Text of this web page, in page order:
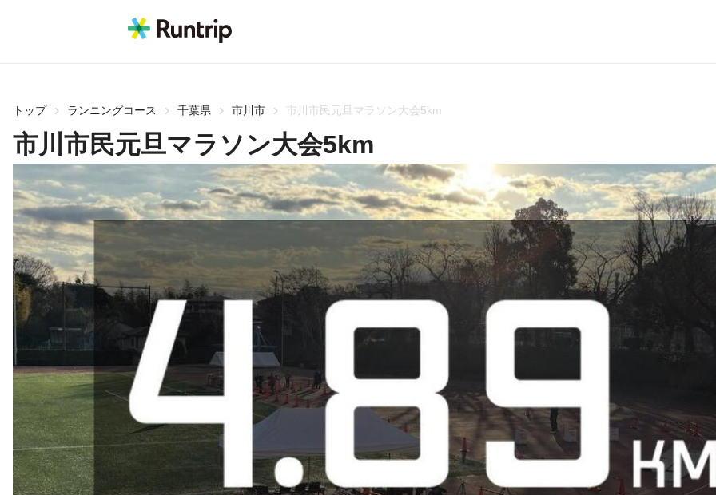
トップ ランニングコース 千葉県 市川市 市川市民元旦マラソン大会5km
市川市民元旦マラソン大会5km